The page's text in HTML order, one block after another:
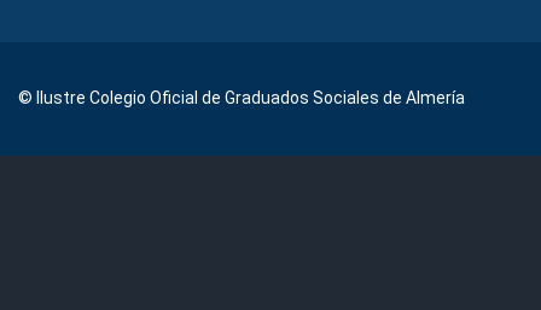
© Ilustre Colegio Oficial de Graduados Sociales de Almería